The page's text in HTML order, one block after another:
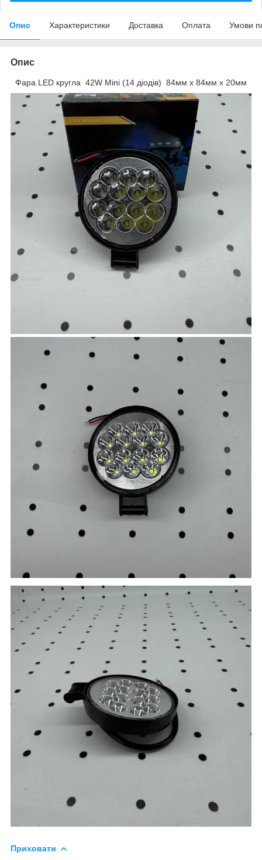
Опис Характеристики Доставка Оплата Умови
Опис
Фара LED кругла 42W Mini (14 діодів) 84мм х 84мм х 20мм
Приховати